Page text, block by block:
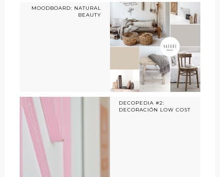
MOODBOARD: NATURAL
BEAUTY
DECOPEDIA #2:
DECORACIÓN LOW COST